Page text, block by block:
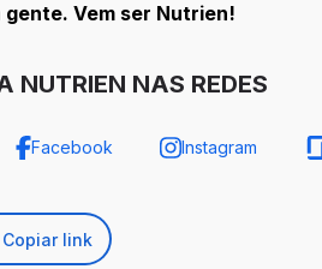
Vem ser Nutrien!
NUTRIEN NAS REDES
Facebook Instagram
Copiar link